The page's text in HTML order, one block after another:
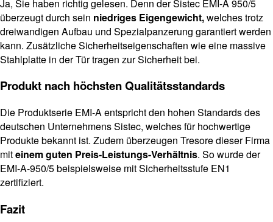
Ja, Sie haben richtig gelesen. Denn der Sistec EMI-A 950/5
überzeugt durch sein niedriges Eigengewicht,welches trotz
dreiwandigen Aufbau und Spezialpanzerung garantiert werden
kann. Zusätzliche Sicherheitseigenschaften wie eine massive
Stahlplatte in der Tür tragen zur Sicherheit bei.
Produkt nach höchsten Qualitätsstandards
Die Produktserie EMI-A entspricht den hohen Standards des
deutschen Unternehmens Sistec, welches für hochwertige
Produkte bekannt ist. Zudem überzeugen Tresore dieser Firma
miteinem guten Preis-Leistungs-Verhältnis. So wurde der
EMI-A-950/5 beispielsweise mit Sicherheitsstufe EN1
zertifiziert.
Fazit